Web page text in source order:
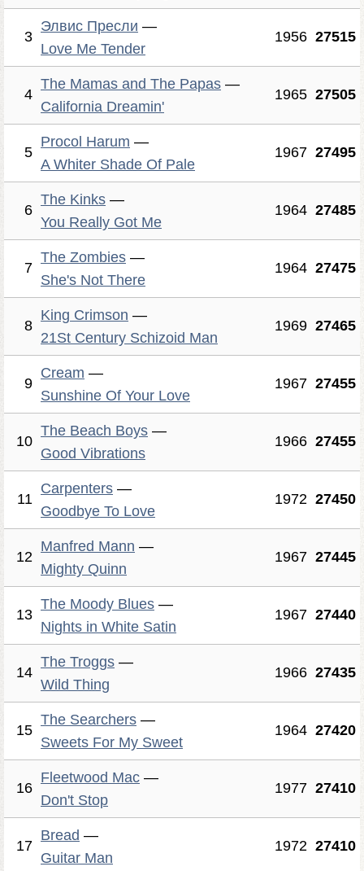
3
Элвис Пресли —
Love Me Tender
1956 27515
4
The Mamas and The Papas —
California Dreamin'
1965 27505
5
Procol Harum —
A Whiter Shade Of Pale
1967 27495
6
The Kinks —
You Really Got Me
1964 27485
7
The Zombies —
She's Not There
1964 27475
8
King Crimson —
21St Century Schizoid Man
1969 27465
9
Cream —
Sunshine Of Your Love
1967 27455
10
The Beach Boys —
Good Vibrations
1966 27455
11
Carpenters —
Goodbye To Love
1972 27450
12
Manfred Mann —
Mighty Quinn
1967 27445
13
The Moody Blues —
Nights in White Satin
1967 27440
14
The Troggs —
Wild Thing
1966 27435
15
The Searchers —
Sweets For My Sweet
1964 27420
16
Fleetwood Mac —
Don't Stop
1977 27410
17
Bread —
Guitar Man
1972 27410